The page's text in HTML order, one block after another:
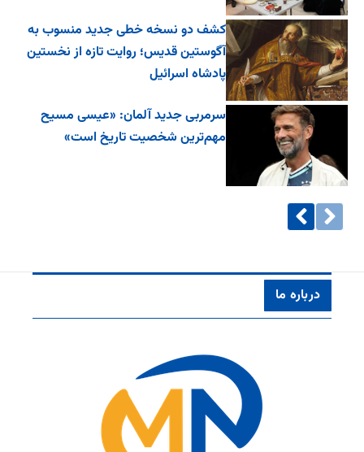
کشف دو نسخه خطی جدید منسوب به
آگوستین قدیس؛ روایت تازه از نخستین
پادشاه اسرائیل
سرمربی جدید آلمان: «عیسی مسیح
مهم‌ترین شخصیت تاریخ است»
درباره ما